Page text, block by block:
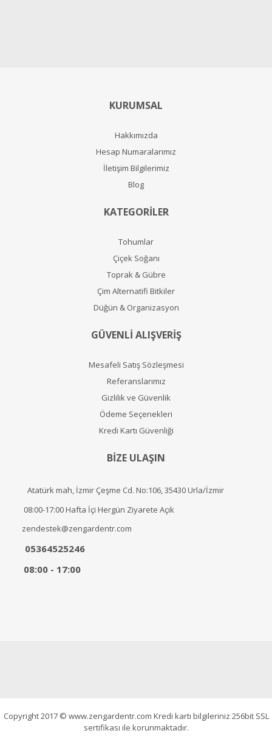
KURUMSAL
Hakkımızda
Hesap Numaralarımız
İletişim Bilgilerimiz
Blog
KATEGORİLER
Tohumlar
Çiçek Soğanı
Toprak & Gübre
Çim Alternatifi Bitkiler
Düğün & Organizasyon
GÜVENLİ ALIŞVERİŞ
Mesafeli Satış Sözleşmesi
Referanslarımız
Gizlilik ve Güvenlik
Ödeme Seçenekleri
Kredi Kartı Güvenliği
BİZE ULAŞIN
Atatürk mah, İzmir Çeşme Cd. No:106, 35430 Urla/İzmir
08:00-17:00 Hafta İçi Hergün Ziyarete Açık
zendestek@zengardentr.com
05364525246
08:00 - 17:00
Copyright 2017 © www.zengardentr.com Kredi kartı bilgileriniz 256bit SSL
sertifikası ile korunmaktadır.